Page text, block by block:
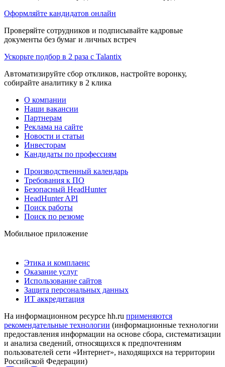
Оформляйте кандидатов онлайн
Проверяйте сотрудников и подписывайте кадровые
документы без бумаг и личных встреч
Ускорьте подбор в 2 раза с Talantix
Автоматизируйте сбор откликов, настройте воронку,
собирайте аналитику в 2 клика
О компании
Наши вакансии
Партнерам
Реклама на сайте
Новости и статьи
Инвесторам
Кандидаты по профессиям
Производственный календарь
Требования к ПО
Безопасный HeadHunter
HeadHunter API
Поиск работы
Поиск по резюме
Мобильное приложение
Этика и комплаенс
Оказание услуг
Использование сайтов
Защита персональных данных
ИТ аккредитация
На информационном ресурсе hh.ru применяются
рекомендательные технологии (информационные технологии
предоставления информации на основе сбора, систематизации
и анализа сведений, относящихся к предпочтениям
пользователей сети «Интернет», находящихся на территории
Российской Федерации)